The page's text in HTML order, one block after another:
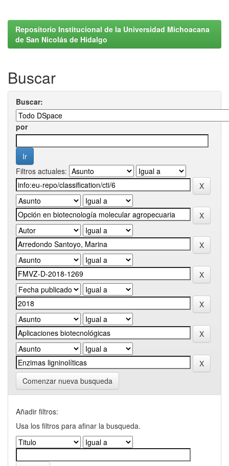
Repositorio Institucional de la Universidad Michoacana
de San Nicolás de Hidalgo
Buscar
Buscar:
por
Filtros actuales:
Comenzar nueva busqueda
Añadir filtros:
Usa los filtros para afinar la busqueda.